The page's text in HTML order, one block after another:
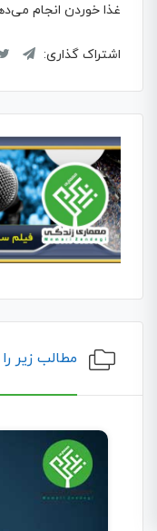
غذا خوردن انجام
اشتراک گذاری:
مطالب زیر